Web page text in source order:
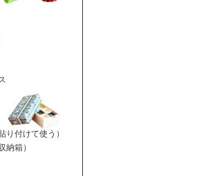
付けて使う）
納箱）